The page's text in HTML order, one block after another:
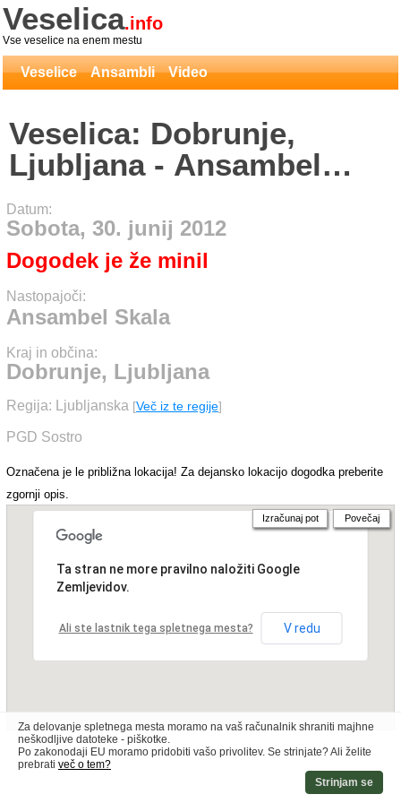
Veselica.info
Vse veselice na enem mestu
Veselice Ansambli Video
Veselica: Dobrunje,
Ljubljana - Ansambel
Skala
Datum:
Sobota, 30. junij 2012
Dogodek je že minil
Nastopajoči:
Ansambel Skala
Kraj in občina:
Dobrunje, Ljubljana
Regija: Ljubljanska [Več iz te regije]
PGD Sostro
Označena je le približna lokacija! Za dejansko lokacijo dogodka preberite
zgornji opis.
Ta stran ne more pravilno naložiti Google
Zemljevidov.
Ali ste lastnik tega spletnega mesta? V redu
Izračunaj pot Povečaj
Za delovanje spletnega mesta moramo na vaš računalnik shraniti majhne
neškodljive datoteke - piškotke.
Po zakonodaji EU moramo pridobiti vašo privolitev. Se strinjate? Ali želite
prebrati več o tem?
Strinjam se